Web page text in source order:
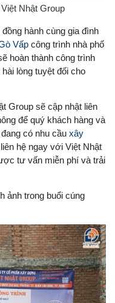
Nhật Group
hành cùng gia đình
Vấp công trình nhà phố
hoàn thành công trình
lòng tuyệt đối cho
Group sẽ cập nhật liên
để quý khách hàng và
có nhu cầu xây
hệ ngay với Việt Nhật
tư vấn miễn phí và trải
ảnh trong buổi cúng